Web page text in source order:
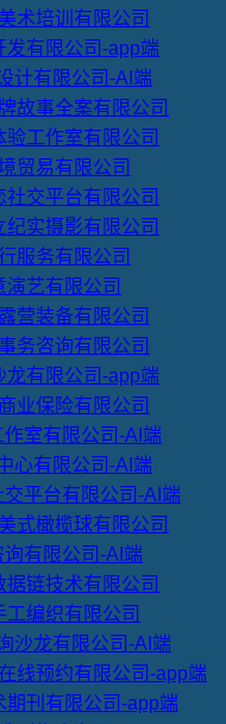
术培训有限公司
发有限公司-app端
计有限公司-AI端
故事全案有限公司
工作室有限公司
贸易有限公司
交平台有限公司
实摄影有限公司
服务有限公司
艺有限公司
营装备有限公司
务咨询有限公司
龙有限公司-app端
业保险有限公司
室有限公司-AI端
心有限公司-AI端
平台有限公司-AI端
式橄榄球有限公司
有限公司-AI端
链技术有限公司
编织有限公司
沙龙有限公司-AI端
线预约有限公司-app端
期刊有限公司-app端